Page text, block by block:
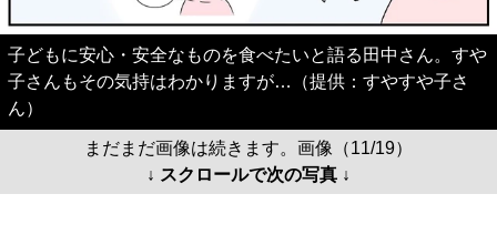
子どもに安心・安全なものを食べたいと語る田中さん。すや
子さんもその気持はわかりますが…（提供：すやすや子さ
ん）
まだまだ画像は続きます。画像（11/19）
↓ スクロールで次の写真 ↓